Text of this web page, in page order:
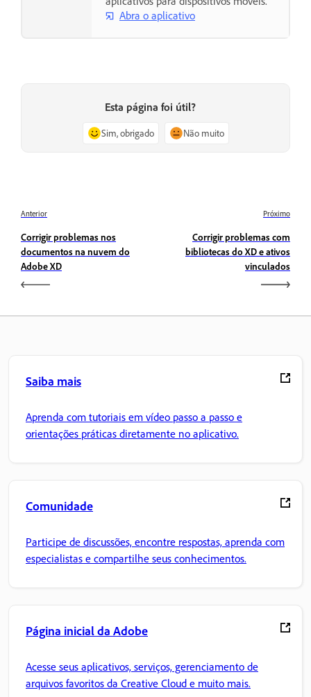
Abra o aplicativo
Esta página foi útil?
Sim, obrigado Não muito
Anterior
Corrigir problemas nos
documentos na nuvem do
Adobe XD
Próximo
Corrigir problemas com
bibliotecas do XD e ativos
vinculados
Saiba mais
Aprenda com tutoriais em vídeo passo a passo e
orientações práticas diretamente no aplicativo.
Comunidade
Participe de discussões, encontre respostas, aprenda com
especialistas e compartilhe seus conhecimentos.
Página inicial da Adobe
Acesse seus aplicativos, serviços, gerenciamento de
arquivos favoritos da Creative Cloud e muito mais.